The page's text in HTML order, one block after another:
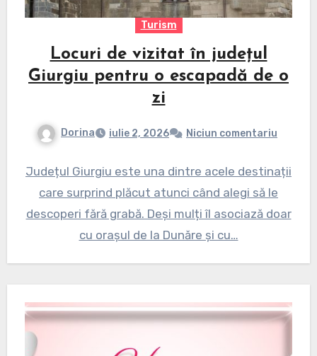
Turism
Locuri de vizitat în județul
Giurgiu pentru o escapadă de o
zi
Dorina iulie 2, 2026 Niciun comentariu
Județul Giurgiu este una dintre acele destinații
care surprind plăcut atunci când alegi să le
descoperi fără grabă. Deși mulți îl asociază doar
cu orașul de la Dunăre și cu…